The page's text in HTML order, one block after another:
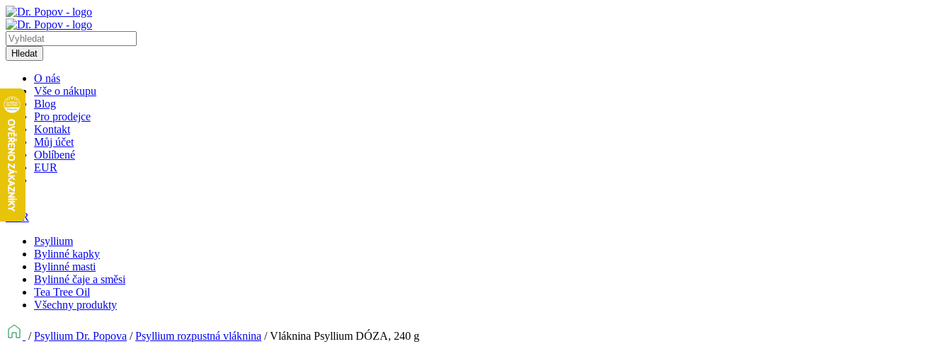
Hledat
O nás
Vše o nákupu
Blog
Pro prodejce
Kontakt
Můj účet
Oblíbené
EUR
1
EUR
Psyllium
Bylinné kapky
Bylinné masti
Bylinné čaje a směsi
Tea Tree Oil
Všechny produkty
/Psyllium Dr. Popova /Psyllium rozpustná vláknina /Vláknina Psyllium DÓZA, 240 g